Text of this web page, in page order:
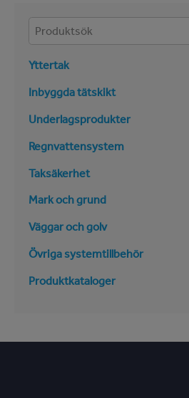
Produkter
Yttertak
Inbyggda tätskikt
Underlagsprodukter
Regnvattensystem
Taksäkerhet
Mark och grund
Väggar och golv
Övriga systemtillbehör
Produktkataloger